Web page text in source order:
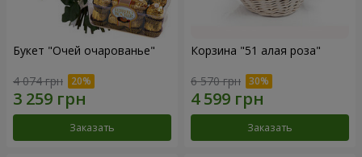
Букет "Очей очарованье"
4 074 грн
Заказать
Корзина "51 алая роза"
6 570 грн
Заказать